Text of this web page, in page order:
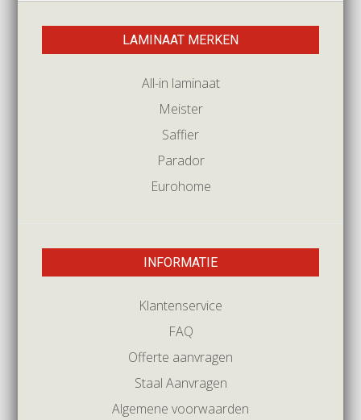
LAMINAAT MERKEN
All-in laminaat
Meister
Saffier
Parador
Eurohome
INFORMATIE
Klantenservice
FAQ
Offerte aanvragen
Staal Aanvragen
Algemene voorwaarden